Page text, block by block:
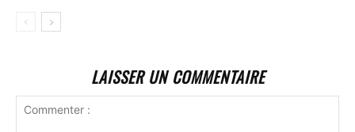
LAISSER UN COMMENTAIRE